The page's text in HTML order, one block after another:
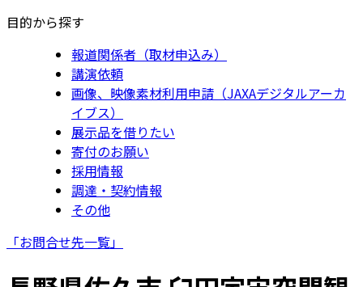
目的から探す
報道関係者（取材申込み）
講演依頼
画像、映像素材利用申請（JAXAデジタルアーカ
イブス）
展示品を借りたい
寄付のお願い
採用情報
調達・契約情報
その他
「お問合せ先一覧」